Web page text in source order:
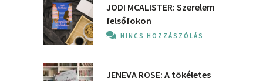
JODI MCALISTER: Szerelem
felsőfokon
NINCS HOZZÁSZÓLÁS
JENEVA ROSE: A ​tökéletes